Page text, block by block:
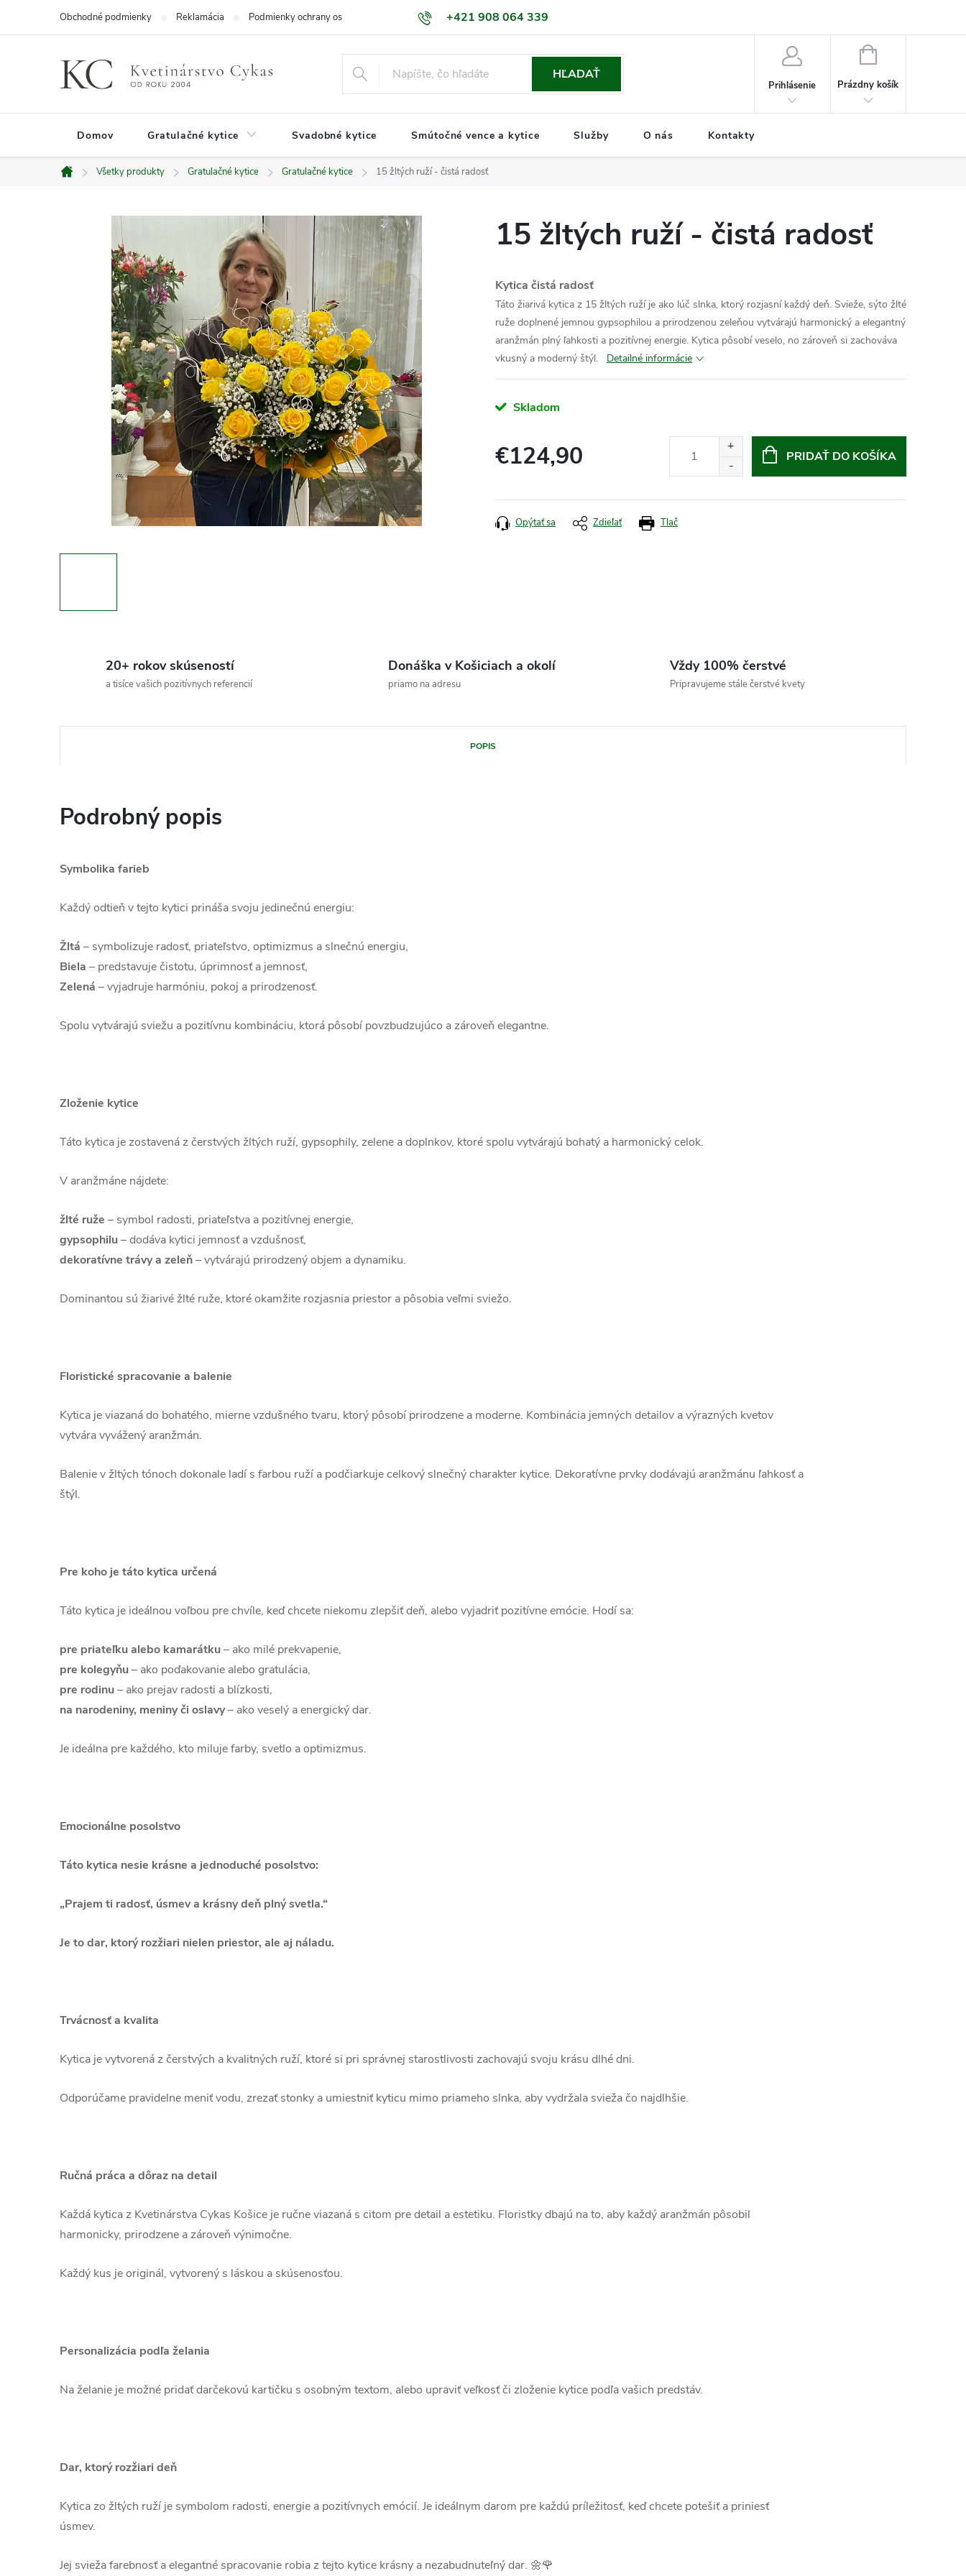
+421 908 064 339
Obchodné podmienky Reklamácia Podmienky ochrany osobných údajov GDPR Naša predajňa Kontakty
HĽADAŤ
Prihlásenie
NÁKUPNÝ
Prázdny košík
Domov Gratulačné kytice Svadobné kytice Smútočné vence a kytice Služby O nás Kontakty
Domov
Všetky produkty Gratulačné kytice Gratulačné kytice 15 žltých ruží - čistá radosť
15 žltých ruží - čistá radosť
Kytica čistá radosť
Táto žiarivá kytica z 15 žltých ruží je ako lúč slnka, ktorý rozjasní každý deň. Svieže, sýto žlté
ruže doplnené jemnou gypsophilou a prirodzenou zeleňou vytvárajú harmonický a elegantný
aranžmán plný ľahkosti a pozitívnej energie. Kytica pôsobí veselo, no zároveň si zachováva
vkusný a moderný štýl.
Detailné informácie
Skladom
€124,90 PRIDAŤ DO KOŠÍKA
Tlač
Opýtať sa Zdieľať
20+ rokov skúseností
a tisíce vašich pozitívnych referencií
Donáška v Košiciach a okolí
priamo na adresu
Vždy 100% čerstvé
Pripravujeme stále čerstvé kvety
POPIS
Podrobný popis
Symbolika farieb
Každý odtieň v tejto kytici prináša svoju jedinečnú energiu:
Žltá – symbolizuje radosť, priateľstvo, optimizmus a slnečnú energiu,
Biela – predstavuje čistotu, úprimnosť a jemnosť,
Zelená – vyjadruje harmóniu, pokoj a prirodzenosť.
Spolu vytvárajú sviežu a pozitívnu kombináciu, ktorá pôsobí povzbudzujúco a zároveň elegantne.
Zloženie kytice
Táto kytica je zostavená z čerstvých žltých ruží, gypsophily, zelene a doplnkov, ktoré spolu vytvárajú bohatý a harmonický celok.
V aranžmáne nájdete:
žlté ruže – symbol radosti, priateľstva a pozitívnej energie,
gypsophilu– dodáva kytici jemnosť a vzdušnosť,
dekoratívne trávy a zeleň– vytvárajú prirodzený objem a dynamiku.
Dominantou sú žiarivé žlté ruže, ktoré okamžite rozjasnia priestor a pôsobia veľmi sviežo.
Floristické spracovanie a balenie
Kytica je viazaná do bohatého, mierne vzdušného tvaru, ktorý pôsobí prirodzene a moderne. Kombinácia jemných detailov a výrazných kvetov
vytvára vyvážený aranžmán.
Balenie v žltých tónoch dokonale ladí s farbou ruží a podčiarkuje celkový slnečný charakter kytice. Dekoratívne prvky dodávajú aranžmánu ľahkosť a
štýl.
Pre koho je táto kytica určená
Táto kytica je ideálnou voľbou pre chvíle, keď chcete niekomu zlepšiť deň, alebo vyjadriť pozitívne emócie. Hodí sa:
pre priateľku alebo kamarátku– ako milé prekvapenie,
pre kolegyňu– ako poďakovanie alebo gratulácia,
pre rodinu– ako prejav radosti a blízkosti,
na narodeniny, meniny či oslavy– ako veselý a energický dar.
Je ideálna pre každého, kto miluje farby, svetlo a optimizmus.
Emocionálne posolstvo
Táto kytica nesie krásne a jednoduché posolstvo:
„Prajem ti radosť, úsmev a krásny deň plný svetla.“
Je to dar, ktorý rozžiari nielen priestor, ale aj náladu.
Trvácnosť a kvalita
Kytica je vytvorená z čerstvých a kvalitných ruží, ktoré si pri správnej starostlivosti zachovajú svoju krásu dlhé dni.
Odporúčame pravidelne meniť vodu, zrezať stonky a umiestniť kyticu mimo priameho slnka, aby vydržala svieža čo najdlhšie.
Ručná práca a dôraz na detail
Každá kytica z Kvetinárstva Cykas Košice je ručne viazaná s citom pre detail a estetiku. Floristky dbajú na to, aby každý aranžmán pôsobil
harmonicky, prirodzene a zároveň výnimočne.
Každý kus je originál, vytvorený s láskou a skúsenosťou.
Personalizácia podľa želania
Na želanie je možné pridať darčekovú kartičku s osobným textom, alebo upraviť veľkosť či zloženie kytice podľa vašich predstáv.
Dar, ktorý rozžiari deň
Kytica zo žltých ruží je symbolom radosti, energie a pozitívnych emócií. Je ideálnym darom pre každú príležitosť, keď chcete potešiť a priniesť
úsmev.
Jej svieža farebnosť a elegantné spracovanie robia z tejto kytice krásny a nezabudnuteľný dar. 🌼🌹